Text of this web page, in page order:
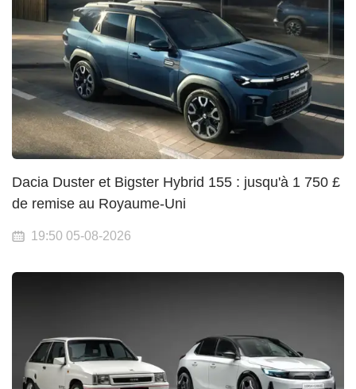
Dacia Duster et Bigster Hybrid 155 : jusqu'à 1 750 £
de remise au Royaume-Uni
19:50 05-08-2026